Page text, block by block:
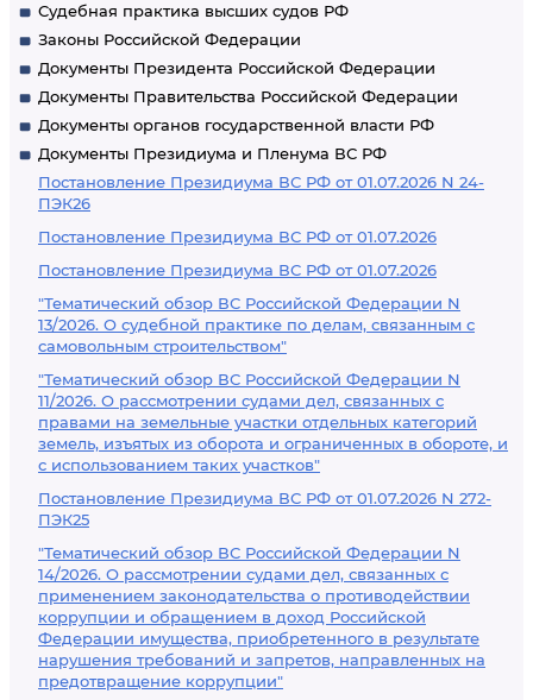
Судебная практика высших судов РФ
Законы Российской Федерации
Документы Президента Российской Федерации
Документы Правительства Российской Федерации
Документы органов государственной власти РФ
Документы Президиума и Пленума ВС РФ
Постановление Президиума ВС РФ от 01.07.2026 N 24-
ПЭК26
Постановление Президиума ВС РФ от 01.07.2026
Постановление Президиума ВС РФ от 01.07.2026
"Тематический обзор ВС Российской Федерации N
13/2026. О судебной практике по делам, связанным с
самовольным строительством"
"Тематический обзор ВС Российской Федерации N
11/2026. О рассмотрении судами дел, связанных с
правами на земельные участки отдельных категорий
земель, изъятых из оборота и ограниченных в обороте, и
с использованием таких участков"
Постановление Президиума ВС РФ от 01.07.2026 N 272-
ПЭК25
"Тематический обзор ВС Российской Федерации N
14/2026. О рассмотрении судами дел, связанных с
применением законодательства о противодействии
коррупции и обращением в доход Российской
Федерации имущества, приобретенного в результате
нарушения требований и запретов, направленных на
предотвращение коррупции"